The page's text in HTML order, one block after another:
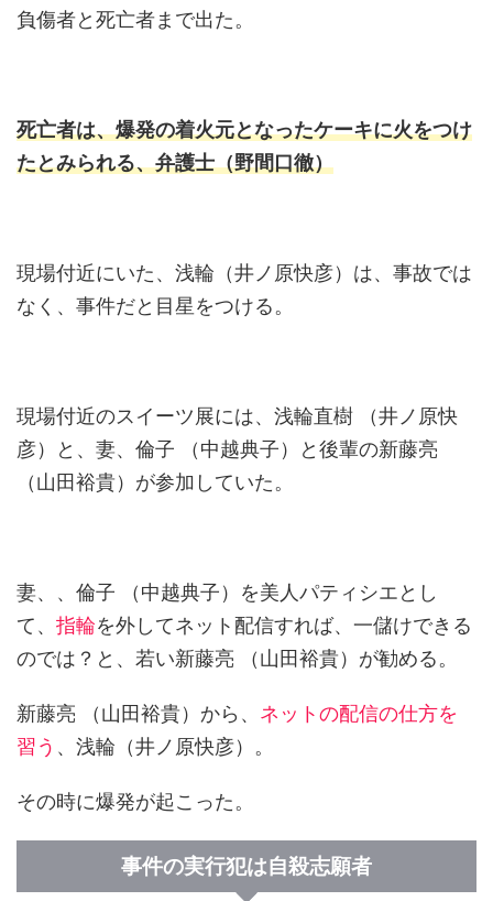
負傷者と死亡者まで出た。
死亡者は、爆発の着火元となったケーキに火をつけ
たとみられる、弁護士（野間口徹）
現場付近にいた、浅輪（井ノ原快彦）は、事故では
なく、事件だと目星をつける。
現場付近のスイーツ展には、浅輪直樹 （井ノ原快
彦）と、妻、倫子 （中越典子）と後輩の新藤亮
（山田裕貴）が参加していた。
妻、、倫子 （中越典子）を美人パティシエとし
て、 指輪を外してネット配信すれば、一儲けできる
のでは？と、若い新藤亮 （山田裕貴）が勧める。
新藤亮 （山田裕貴）から、 ネットの配信の仕方を
習う 、浅輪（井ノ原快彦）。
その時に爆発が起こった。
事件の実行犯は自殺志願者